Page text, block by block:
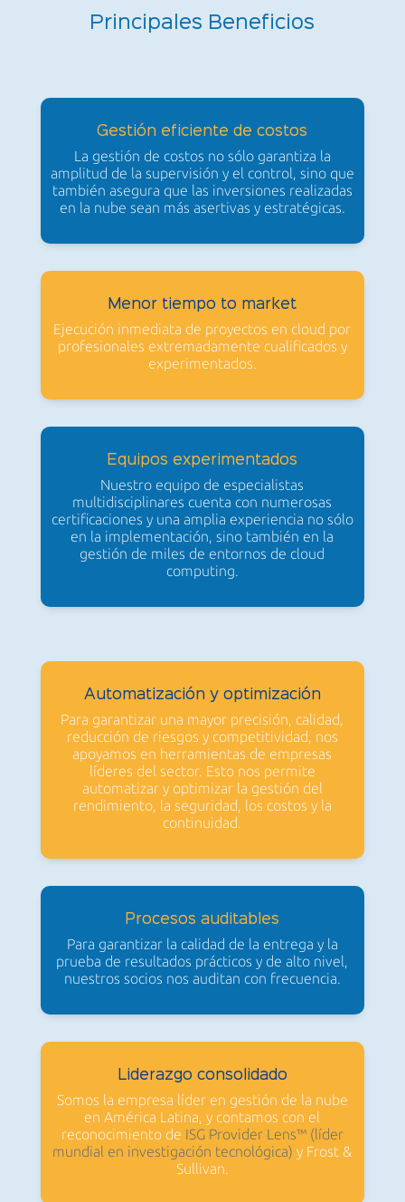
Principales Beneficios
Gestión eficiente de costos
La gestión de costos no sólo garantiza la
amplitud de la supervisión y el control, sino que
también asegura que las inversiones realizadas
en la nube sean más asertivas y estratégicas.
Menor tiempo to market
Ejecución inmediata de proyectos en cloud por
profesionales extremadamente cualificados y
experimentados.
Equipos experimentados
Nuestro equipo de especialistas
multidisciplinares cuenta con numerosas
certificaciones y una amplia experiencia no sólo
en la implementación, sino también en la
gestión de miles de entornos de cloud
computing.
Automatización y optimización
Para garantizar una mayor precisión, calidad,
reducción de riesgos y competitividad, nos
apoyamos en herramientas de empresas
líderes del sector. Esto nos permite
automatizar y optimizar la gestión del
rendimiento, la seguridad, los costos y la
continuidad.
Procesos auditables
Para garantizar la calidad de la entrega y la
prueba de resultados prácticos y de alto nivel,
nuestros socios nos auditan con frecuencia.
Liderazgo consolidado
Somos la empresa líder en gestión de la nube
en América Latina, y contamos con el
reconocimiento de ISG Provider Lens™ (líder
mundial en investigación tecnológica) y Frost &
Sullivan.